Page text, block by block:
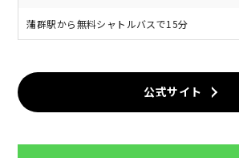
蒲群駅から無料シャトルバスで15分
公式サイト